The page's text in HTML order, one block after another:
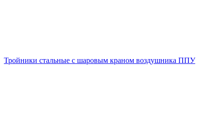
Тройники стальные с шаровым краном воздушника ППУ